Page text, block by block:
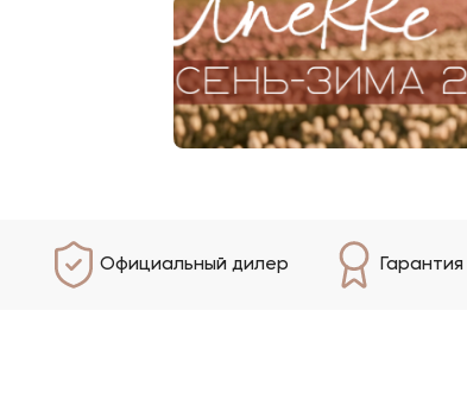
Официальный дилер